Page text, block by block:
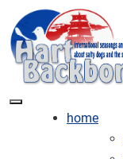
home